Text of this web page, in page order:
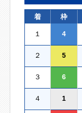
着 枠
１ 4
２ 5
３ 6
４ 1